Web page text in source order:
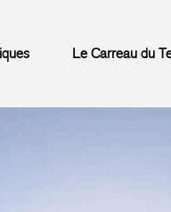
Le Carreau du